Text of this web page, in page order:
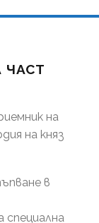
ЧАСТ
на
на княз
в